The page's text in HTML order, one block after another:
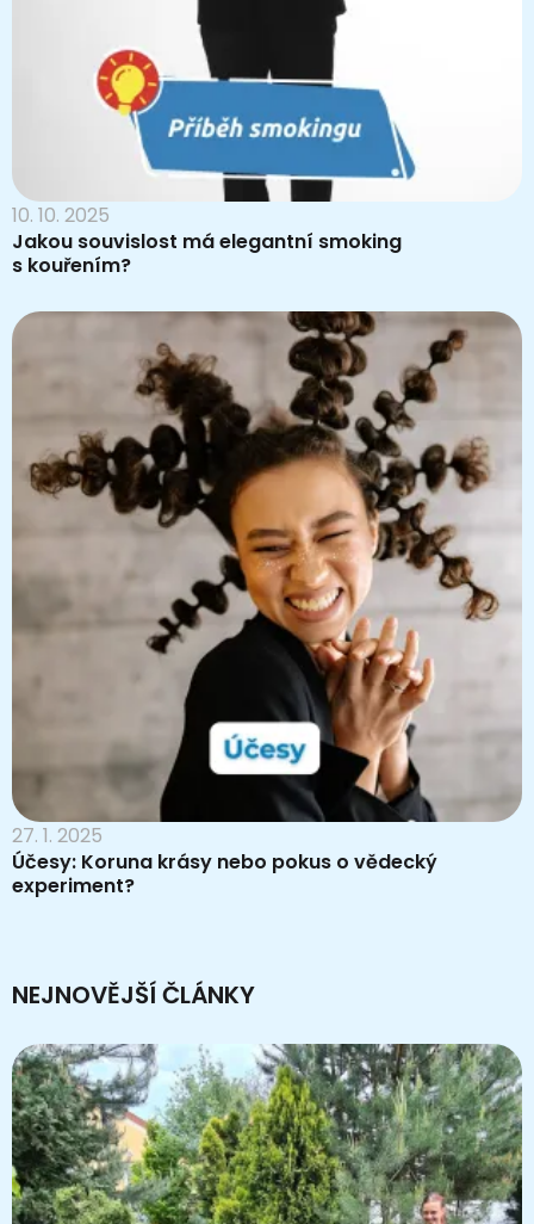
10. 10. 2025
Jakou souvislost má elegantní smoking
s kouřením?
27. 1. 2025
Účesy: Koruna krásy nebo pokus o vědecký
experiment?
NEJNOVĚJŠÍ ČLÁNKY